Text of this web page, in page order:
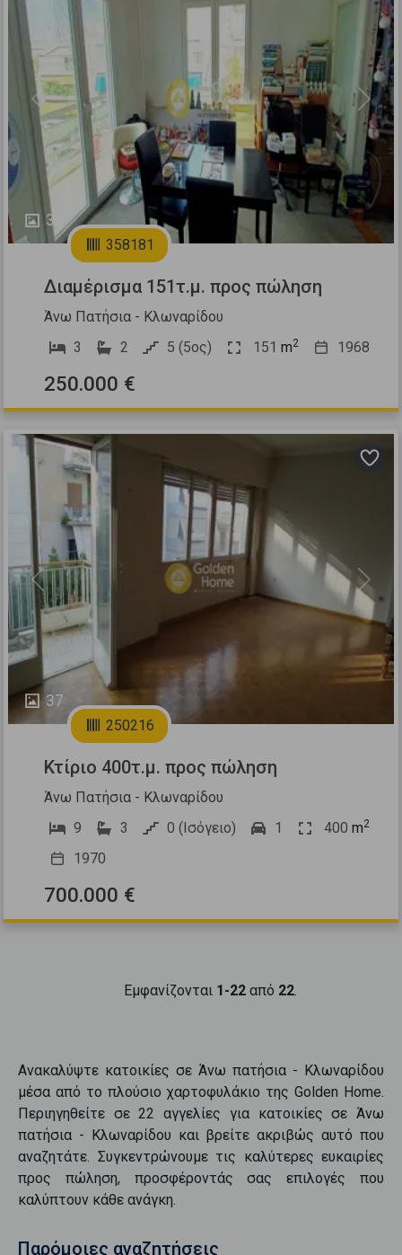
32
Previous Next
358181
Διαμέρισμα 151τ.μ. προς πώληση
Άνω Πατήσια - Κλωναρίδου
3
2 5 (5ος) 151 m2 1968
250.000 €
37
Previous Next
250216
Κτίριο 400τ.μ. προς πώληση
Άνω Πατήσια - Κλωναρίδου
9
3 0 (Ισόγειο) 1 400 m2
1970
700.000 €
Εμφανίζονται 1-22από 22.
Ανακαλύψτε κατοικίες σε Άνω πατήσια - Κλωναρίδου
μέσα από το πλούσιο χαρτοφυλάκιο της Golden Home.
Περιηγηθείτε σε22 αγγελίες για κατοικίες σεΆνω
πατήσια - Κλωναρίδου και βρείτε ακριβώς αυτό που
αναζητάτε. Συγκεντρώνουμε τις καλύτερες ευκαιρίες
προς πώληση, προσφέροντάς σας επιλογές που
καλύπτουν κάθε ανάγκη.
Παρόμοιες αναζητήσεις